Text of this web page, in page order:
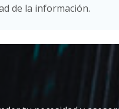
de la información.